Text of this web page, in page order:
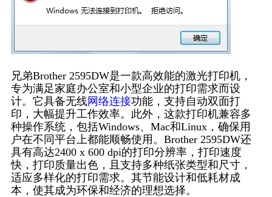
兄弟Brother 2595DW是一款高效能的激光打印机，
专为满足家庭办公室和小型企业的打印需求而设
计。它具备无线网络连接功能，支持自动双面打
印，大幅提升工作效率。此外，这款打印机兼容多
种操作系统，包括Windows、Mac和Linux，确保用
户在不同平台上都能顺畅使用。Brother 2595DW还
具有高达2400 x 600 dpi的打印分辨率，打印速度
快，打印质量出色，且支持多种纸张类型和尺寸，
适应多样化的打印需求。其节能设计和低耗材成
本，使其成为环保和经济的理想选择。